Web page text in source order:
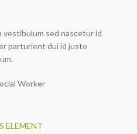
vestibulum sed nascetur id
parturient dui id justo
Worker
ELEMENT